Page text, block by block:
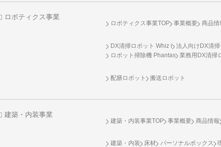
ロボティクス事業
ロボティクス事業TOP 事業概要 商品情
DX清掃ロボット Whiz i
法人向けDX清
ロボット掃除機 Phantas
業務用DX清掃
配膳ロボット 搬送ロボット
建築・内装事業
建築・内装事業TOP 事業概要 商品情報
建築・内装 床材 パーソナルボックス